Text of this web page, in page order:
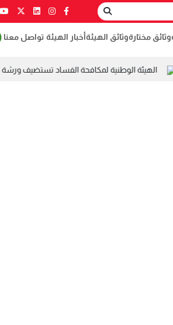
وثائق مختارةوثائق الهيئةأخبار الهيئة تواصل معنا
الهيئة الوطنية لمكافحة الفساد تستضيف